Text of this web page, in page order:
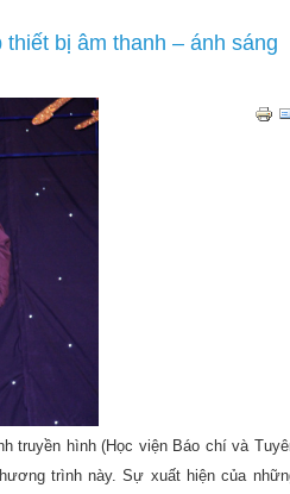
thiết bị âm thanh – ánh sáng
truyền hình (Học viện Báo chí và
trình này. Sự xuất hiện của